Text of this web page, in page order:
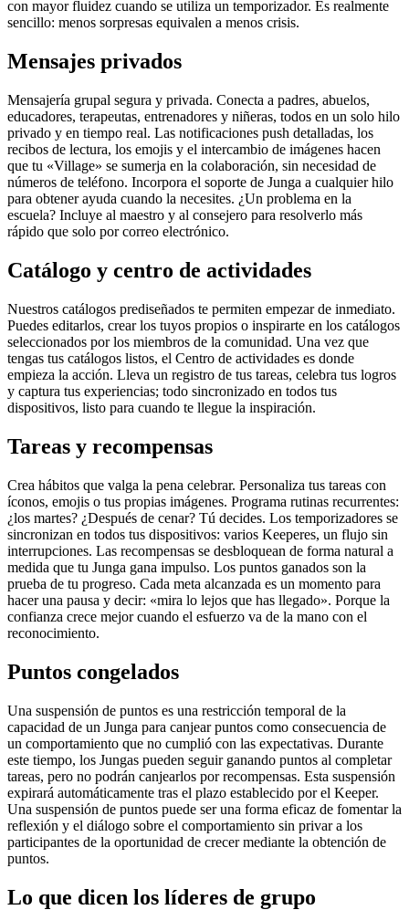
con mayor fluidez cuando se utiliza un temporizador. Es realmente
sencillo: menos sorpresas equivalen a menos crisis.
Mensajes privados
Mensajería grupal segura y privada. Conecta a padres, abuelos,
educadores, terapeutas, entrenadores y niñeras, todos en un solo hilo
privado y en tiempo real. Las notificaciones push detalladas, los
recibos de lectura, los emojis y el intercambio de imágenes hacen
que tu «Village» se sumerja en la colaboración, sin necesidad de
números de teléfono. Incorpora el soporte de Junga a cualquier hilo
para obtener ayuda cuando la necesites. ¿Un problema en la
escuela? Incluye al maestro y al consejero para resolverlo más
rápido que solo por correo electrónico.
Catálogo y centro de actividades
Nuestros catálogos prediseñados te permiten empezar de inmediato.
Puedes editarlos, crear los tuyos propios o inspirarte en los catálogos
seleccionados por los miembros de la comunidad. Una vez que
tengas tus catálogos listos, el Centro de actividades es donde
empieza la acción. Lleva un registro de tus tareas, celebra tus logros
y captura tus experiencias; todo sincronizado en todos tus
dispositivos, listo para cuando te llegue la inspiración.
Tareas y recompensas
Crea hábitos que valga la pena celebrar. Personaliza tus tareas con
íconos, emojis o tus propias imágenes. Programa rutinas recurrentes:
¿los martes? ¿Después de cenar? Tú decides. Los temporizadores se
sincronizan en todos tus dispositivos: varios Keeperes, un flujo sin
interrupciones. Las recompensas se desbloquean de forma natural a
medida que tu Junga gana impulso. Los puntos ganados son la
prueba de tu progreso. Cada meta alcanzada es un momento para
hacer una pausa y decir: «mira lo lejos que has llegado». Porque la
confianza crece mejor cuando el esfuerzo va de la mano con el
reconocimiento.
Puntos congelados
Una suspensión de puntos es una restricción temporal de la
capacidad de un Junga para canjear puntos como consecuencia de
un comportamiento que no cumplió con las expectativas. Durante
este tiempo, los Jungas pueden seguir ganando puntos al completar
tareas, pero no podrán canjearlos por recompensas. Esta suspensión
expirará automáticamente tras el plazo establecido por el Keeper.
Una suspensión de puntos puede ser una forma eficaz de fomentar la
reflexión y el diálogo sobre el comportamiento sin privar a los
participantes de la oportunidad de crecer mediante la obtención de
puntos.
Lo que dicen los líderes de grupo